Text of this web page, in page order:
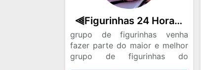
⫷Figurinhas 24 Horas⫸
grupo de figurinhas venha
fazer parte do maior e melhor
grupo de figurinhas do